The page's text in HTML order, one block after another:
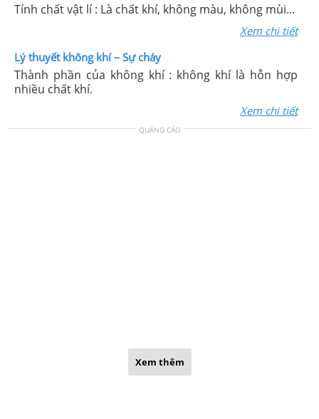
Tính chất vật lí : Là chất khí, không màu, không mùi...
Xem chi tiết
Lý thuyết không khí – Sự cháy
Thành phần của không khí : không khí là hỗn hợp
nhiều chất khí.
Xem chi tiết
QUẢNG CÁO
Xem thêm